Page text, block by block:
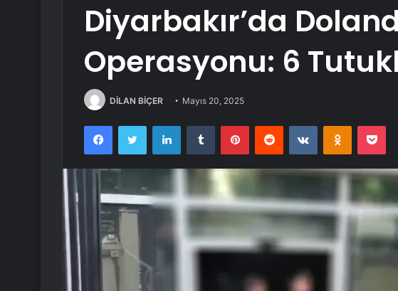
Diyarbakır’da
Operasyonu: 6
DİLAN BİÇER Mayıs 20, 2025
FacebookTwitter LinkedInTumblr PinterestReddit VKontakte